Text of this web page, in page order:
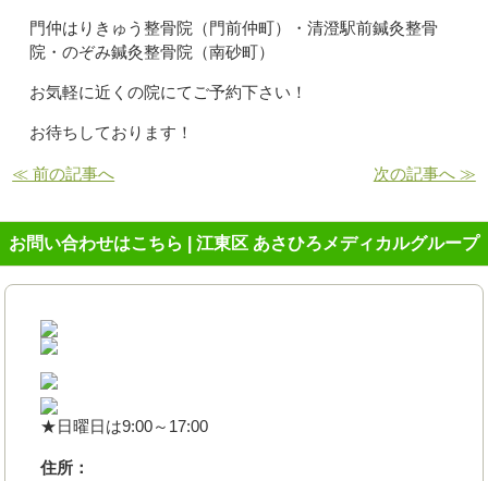
門仲はりきゅう整骨院（門前仲町）・清澄駅前鍼灸整骨
院・のぞみ鍼灸整骨院（南砂町）
お気軽に近くの院にてご予約下さい！
お待ちしております！
≪ 前の記事へ 次の記事へ ≫
お問い合わせはこちら | 江東区 あさひろメディカルグループ
★日曜日は9:00～17:00
住所：